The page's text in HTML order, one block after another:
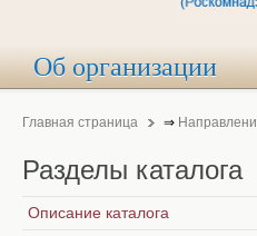
Об организации
Главная страница ⇒
Разделы каталога
Описание каталога